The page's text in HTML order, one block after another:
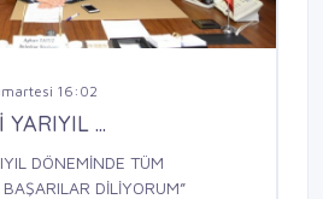
16:02
...
DÖNEMİNDE TÜM
DİLİYORUM”